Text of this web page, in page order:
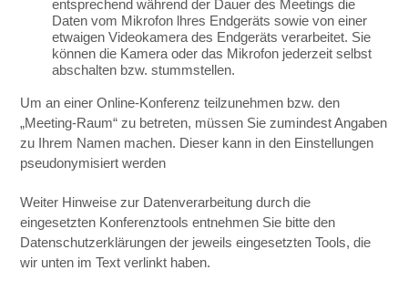
entsprechend während der Dauer des Meetings die
Daten vom Mikrofon lhres Endgeräts sowie von einer
etwaigen Videokamera des Endgeräts verarbeitet. Sie
können die Kamera oder das Mikrofon jederzeit selbst
abschalten bzw. stummstellen.
Um an einer Online-Konferenz teilzunehmen bzw. den
„Meeting-Raum“ zu betreten, müssen Sie zumindest Angaben
zu Ihrem Namen machen. Dieser kann in den Einstellungen
pseudonymisiert werden
Weiter Hinweise zur Datenverarbeitung durch die
eingesetzten Konferenztools entnehmen Sie bitte den
Datenschutzerklärungen der jeweils eingesetzten Tools, die
wir unten im Text verlinkt haben.